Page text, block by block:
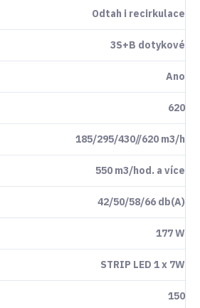
Odtah i recirkulace
3S+B dotykové
Ano
620
185/295/430//620 m3/h
550 m3/hod. a více
42/50/58/66 db(A)
177 W
STRIP LED 1 x 7W
150